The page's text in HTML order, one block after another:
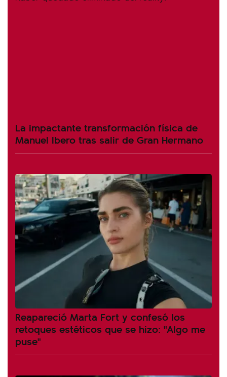
La impactante transformación física de
Manuel Ibero tras salir de Gran Hermano
Reapareció Marta Fort y confesó los
retoques estéticos que se hizo: "Algo me
puse"